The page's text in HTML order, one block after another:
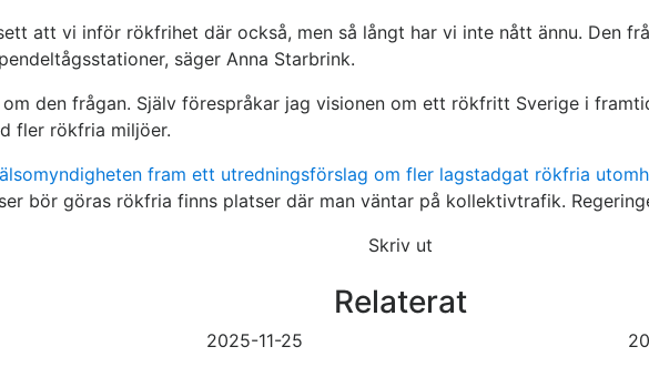
att vi inför rökfrihet där också, men så långt har vi inte nått ännu. Den
säger Anna Starbrink.
den frågan. Själv förespråkar jag visionen om ett rökfritt Sverige i
fler rökfria miljöer.
fram ett utredningsförslag om fler lagstadgat rökfria
bör göras rökfria finns platser där man väntar på kollektivtrafik.
Skriv ut
Relaterat
2025-11-25